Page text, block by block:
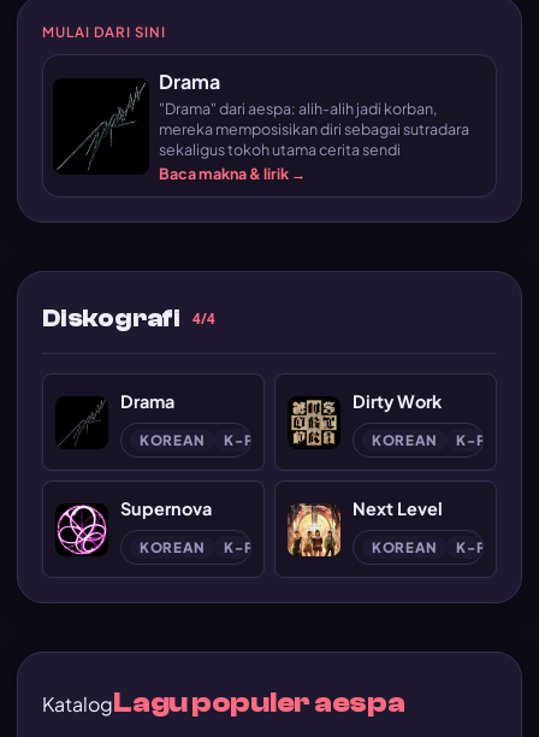
MULAI DARI SINI
Drama
"Drama" dari aespa: alih-alih jadi korban,
mereka memposisikan diri sebagai sutradara
sekaligus tokoh utama cerita sendi
Baca makna & lirik →
Diskografi 4/4
Drama
KOREAN K-POP
Dirty Work
KOREAN K-POP
Supernova
KOREAN K-POP
Next Level
KOREAN K-POP
KatalogLagu populer aespa